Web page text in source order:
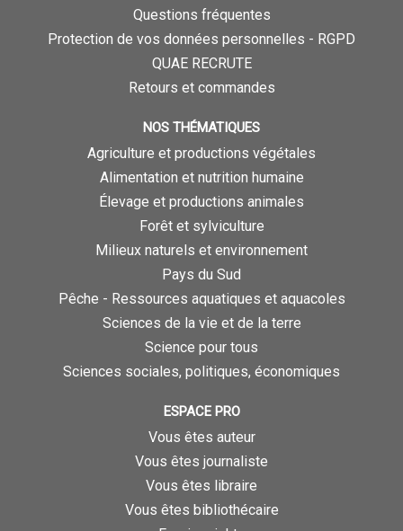
Questions fréquentes
Protection de vos données personnelles - RGPD
QUAE RECRUTE
Retours et commandes
NOS THÉMATIQUES
Agriculture et productions végétales
Alimentation et nutrition humaine
Élevage et productions animales
Forêt et sylviculture
Milieux naturels et environnement
Pays du Sud
Pêche - Ressources aquatiques et aquacoles
Sciences de la vie et de la terre
Science pour tous
Sciences sociales, politiques, économiques
ESPACE PRO
Vous êtes auteur
Vous êtes journaliste
Vous êtes libraire
Vous êtes bibliothécaire